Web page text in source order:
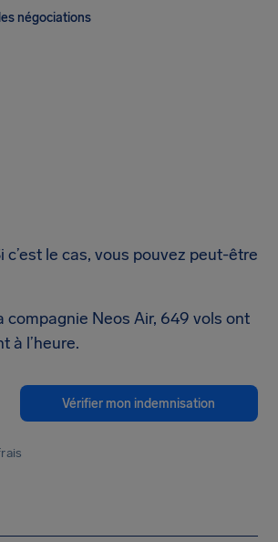
négociations
le cas, vous pouvez peut-être
compagnie Neos Air, 649 vols ont
à l’heure.
Vérifier mon indemnisation